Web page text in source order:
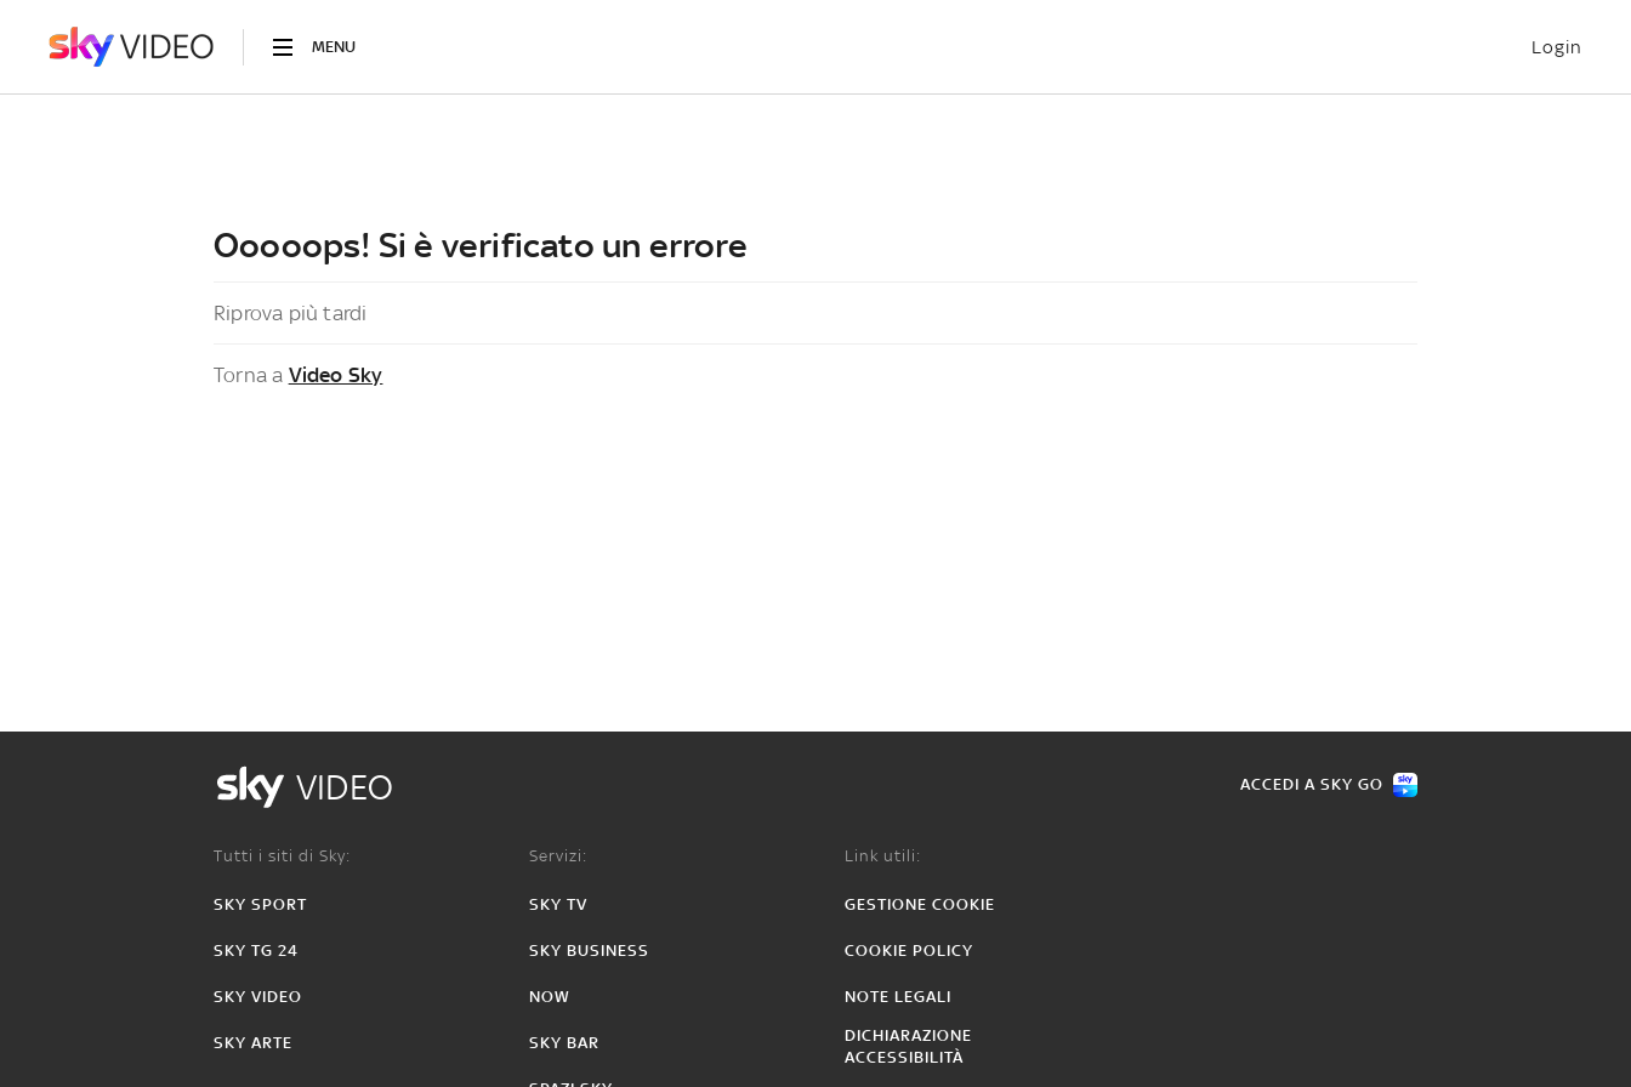
MENU Login
Ooooops! Si è verificato un errore
Riprova più tardi
Torna a Video Sky
VIDEO ACCEDI A SKY GO
Tutti i siti di Sky:
SKY SPORT
SKY TG 24
SKY VIDEO
SKY ARTE
Servizi:
SKY TV
SKY BUSINESS
NOW
SKY BAR
Link utili:
GESTIONE COOKIE
COOKIE POLICY
NOTE LEGALI
DICHIARAZIONE
ACCESSIBILITÀ